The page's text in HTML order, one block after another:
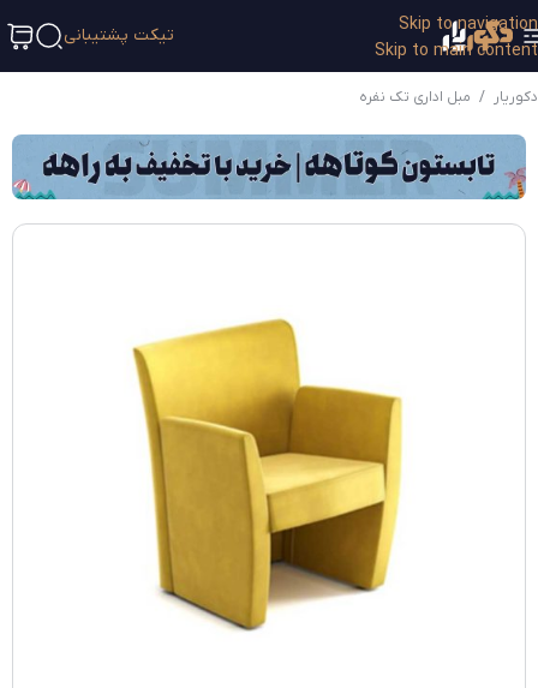
Skip to navigation
Skip to main content
تیکت پشتیبانی
دکوریار / مبل اداری تک نفره